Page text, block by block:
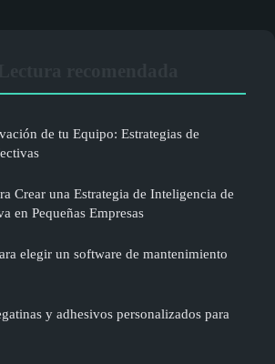
de tu Equipo: Estrategias de
Crear una Estrategia de Inteligencia de
en Pequeñas Empresas
elegir un software de mantenimiento
y adhesivos personalizados para